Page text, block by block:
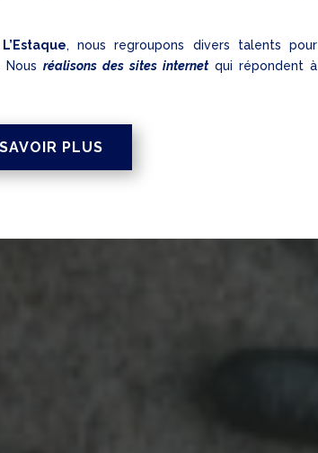
, nous regroupons divers talents pour
réalisons des sites internetqui répondent à
PLUS